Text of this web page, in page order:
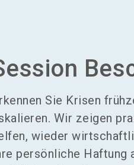
Sie Krisen
Wir zeigen
wieder
persönliche Haftung